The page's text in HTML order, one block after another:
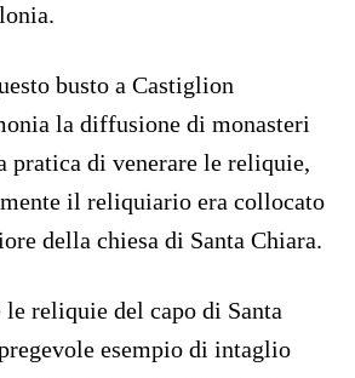
busto a Castiglion
la diffusione di monasteri
di venerare le reliquie,
il reliquiario era collocato
della chiesa di Santa Chiara.
reliquie del capo di Santa
esempio di intaglio